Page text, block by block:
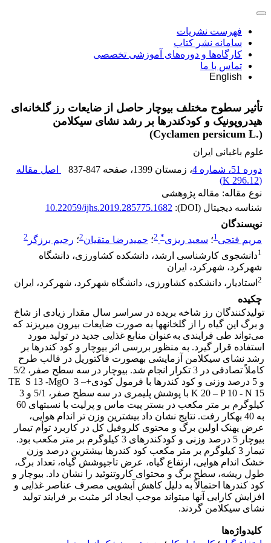
فهرست نشریات
سامانه نشر کتاب
کارگاه‌ها و دوره‌های آموزشی تخصصی
تماس با ما
English
تأثیر سطوح مختلف بیوچار حاصل از ضایعات رز گلخانه‌ای
هیدروپونیک و کودکندرها بر رشد نشای ‏سیکلامن
(‏Cyclamen persicum L.‎‏)‏
علوم باغبانی ایران
دوره 51، شماره 4
، زمستان 1399 ، صفحه 837-847
اصل مقاله
(
296.12 K
)
نوع مقاله: مقاله پژوهشی
شناسه دیجیتال (DOI):
10.22059/ijhs.2019.285775.1682
نویسندگان
مریم فتحی1؛ سعید ریزی*
2؛ حمیدرضا متقیان2؛ رحیم برزگر 2
1
دانشجوی کارشناسی ارشد،‎ ‎دانشکده کشاورزی، دانشگاه
شهرکرد، شهرکرد، ایران
2 استادیار،‎ ‎دانشکده کشاورزی، دانشگاه شهرکرد، شهرکرد، ایران
چکیده
تولیدکنندگان رز شاخه بریده در سراسر سال مقدار زیادی از شاخ
و برگ این گیاه را از گلخانه­ها به صورت ضایعات بیرون می­ریزند که
می‌تواند طی فرایندی به‌عنوان منابع غذایی جدید در تولید مورد
استفاده قرار گیرد. به منظور بررسی اثر بیوچار و کود کندرها بر
رشد نشای سیکلامن آزمایشی به­صورت فاکتوریل در قالب طرح
کاملاً تصادفی در 3 تکرار انجام شد. بیوچار در سه سطح صفر، 5/2
و 5 درصد وزنی و کود کندرها با فرمول کودی+TE S 13 -MgO 3 –
K 20 – P 10 - N 15 با پوشش پلیمری در سه سطح صفر، 5/1 و 3
کیلوگرم بر متر مکعب در بستر پیت ماس و پرلیت با نسبت­های 60
به 40 به­کار رفت. نتایج نشان داد بیشترین وزن تر اندام هوایی،
عرض پهنک اولین برگ و محتوی کلروفیل کل در کاربرد توأم تیمار
بیوچار 5 درصد وزنی و کودکندرهای 3 کیلوگرم بر متر مکعب بود.
تیمار 3 کیلوگرم بر متر مکعب کود کندرها بیشترین درصد وزن
خشک اندام هوایی، ارتفاع گیاه، عرض تاج­پوشش گیاه، تعداد برگ،
طول ریشه، سطح برگ و محتوای کاروتنوئید را نشان داد. بیوچار و
کود کندرها احتمالاً به دلیل کاهش آبشویی مصرف عناصر غذایی و
افزایش کارایی آن­ها می­تواند موجب ایجاد اثر مثبت بر فرایند تولید
نشای سیکلامن گردند.
کلیدواژه‌ها